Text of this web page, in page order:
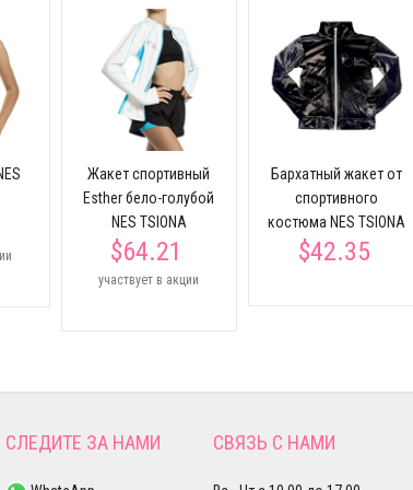
Жакет спортивный
Esther бело-голубой
NES TSIONA
$64.21
участвует в акции
Бархатный жакет от
спортивного
костюма NES TSIONA
$42.35
СЛЕДИТЕ ЗА НАМИ СВЯЗЬ С НАМИ